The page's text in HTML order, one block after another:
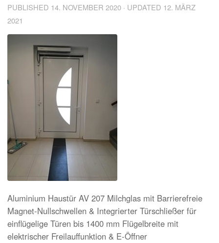
PUBLISHED 14. NOVEMBER 2020 · UPDATED 12. MÄRZ
2021
Aluminium Haustür AV 207 Milchglas mit Barrierefreie
Magnet-Nullschwellen & Integrierter Türschließer für
einflügelige Türen bis 1400 mm Flügelbreite mit
elektrischer Freilauffunktion & E-Öffner